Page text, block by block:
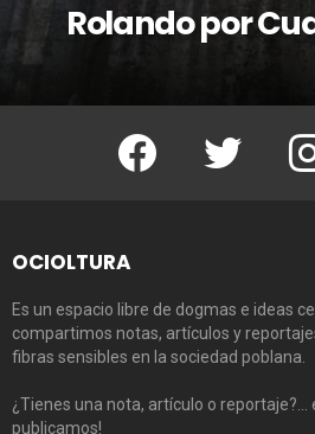
Rolando por
Facebook Twitter
OCIOLTURA
Es un espacio libre de dogmas e ideas
compartimos notas, artículos y
fibras sensibles en la sociedad poblana.
¿Tienes una nota, artículo o reportaje?…
publicamos!